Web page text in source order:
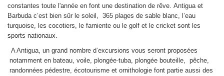
constantes toute l'année en font une destination de rêve. Antigua et
Barbuda c’est bien sûr le soleil, 365 plages de sable blanc, l’eau
turquoise, les cocotiers, le farniente ou le golf et le cricket sont les
sports nationaux.
A Antigua, un grand nombre d’excursions vous seront proposées
notamment en bateau, voile, plongée-tuba, plongée bouteille, pêche,
randonnées pédestre, écotourisme et ornithologie font partie aussi des